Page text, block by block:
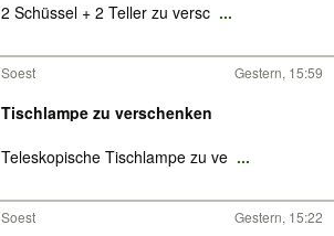
2 Schüssel + 2 Teller zu versc ...
Soest Gestern, 15:59
Tischlampe zu verschenken
Teleskopische Tischlampe zu ve ...
Soest Gestern, 15:22